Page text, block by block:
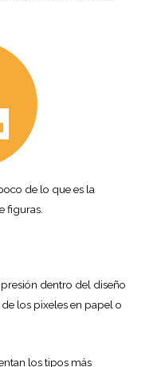
de lo que es la
figuras.
dentro del diseño
los pixeles en papel o
los tipos más